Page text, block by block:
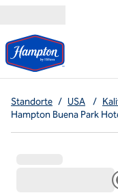
Standorte / USA /
Hampton Buena Park